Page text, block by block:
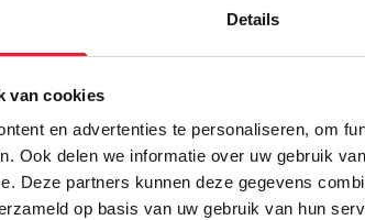
Details
van cookies
en advertenties te personaliseren, om
Ook delen we informatie over uw gebruik
Deze partners kunnen deze gegevens
op basis van uw gebruik van hun
5%
Schrijf je in en ontvang direct een